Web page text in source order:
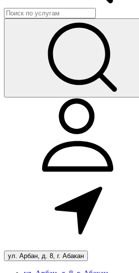
ул. Арбан, д. 8, г. Абакан